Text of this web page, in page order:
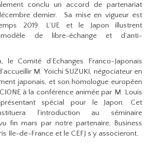
conclu un accord de partenariat
dernier. Sa mise en vigueur est
2019. L’UE et le Japon illustrent
de libre-échange et d’anti-
Comité d’Echanges Franco-Japonais
M. Yoichi SUZUKI, négociateur en
japonais, et son homologue européen
à la conférence animée par M. Louis
spécial pour le Japon. Cet
l’introduction au séminaire
fin mars par notre partenaire, Business
Ile-de-France et le CEFJ s’y associeront.